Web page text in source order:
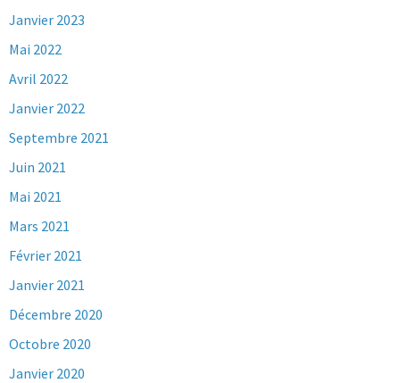
Janvier 2023
Mai 2022
Avril 2022
Janvier 2022
Septembre 2021
Juin 2021
Mai 2021
Mars 2021
Février 2021
Janvier 2021
Décembre 2020
Octobre 2020
Janvier 2020